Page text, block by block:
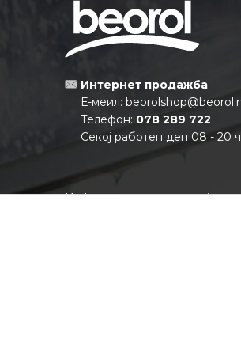
Интернет продажба
Е-меил:
Телефон: 078 289 722
Секој работен ден 08 - 20
Информации за компанијата: